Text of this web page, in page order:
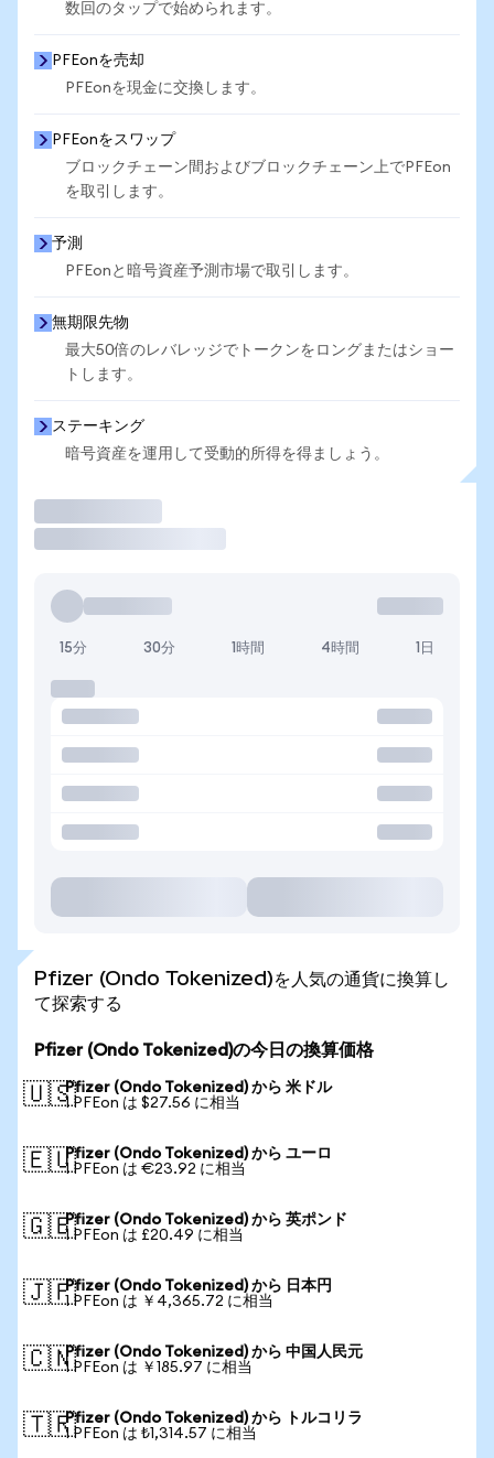
数回のタップで始められます。
PFEonを売却
PFEonを現金に交換します。
PFEonをスワップ
ブロックチェーン間およびブロックチェーン上でPFEon
を取引します。
予測
PFEonと暗号資産予測市場で取引します。
無期限先物
最大50倍のレバレッジでトークンをロングまたはショー
トします。
ステーキング
暗号資産を運用して受動的所得を得ましょう。
15分 30分 1時間 4時間 1日
Pfizer (Ondo Tokenized)を人気の通貨に換算し
て探索する
Pfizer (Ondo Tokenized)の今日の換算価格
🇺🇸Pfizer (Ondo Tokenized) から 米ドル
1 PFEon は $27.56 に相当
🇪🇺Pfizer (Ondo Tokenized) から ユーロ
1 PFEon は €23.92 に相当
🇬🇧Pfizer (Ondo Tokenized) から 英ポンド
1 PFEon は £20.49 に相当
🇯🇵Pfizer (Ondo Tokenized) から 日本円
1 PFEon は ￥4,365.72 に相当
🇨🇳Pfizer (Ondo Tokenized) から 中国人民元
1 PFEon は ￥185.97 に相当
🇹🇷Pfizer (Ondo Tokenized) から トルコリラ
1 PFEon は ₺1,314.57 に相当